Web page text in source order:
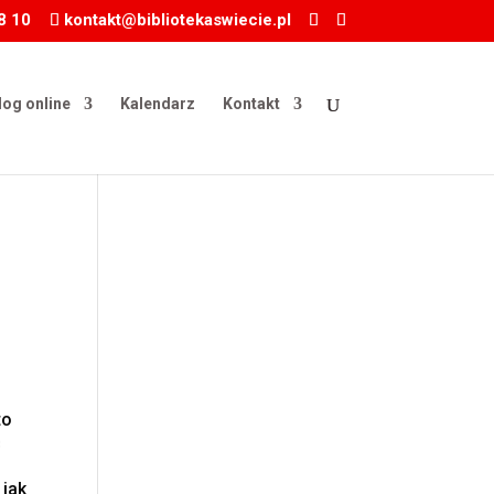
10 kontakt@bibliotekaswiecie.pl
online Kalendarz Kontakt
jak